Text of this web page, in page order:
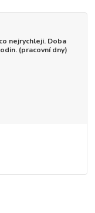
nejrychleji. Doba
(pracovní dny)